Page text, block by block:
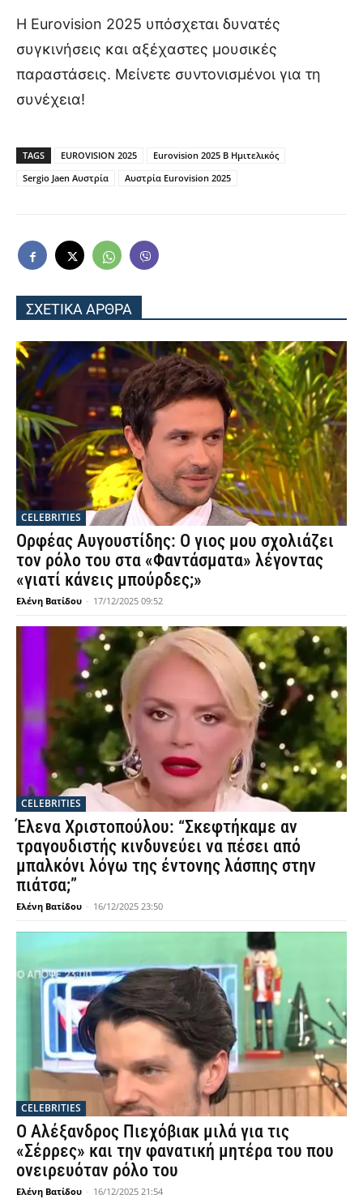
Η Eurovision 2025 υπόσχεται δυνατές
συγκινήσεις και αξέχαστες μουσικές
παραστάσεις. Μείνετε συντονισμένοι για τη
συνέχεια!
TAGS EUROVISION 2025
Eurovision 2025 Β Ημιτελικός
Sergio Jaen Αυστρία
Αυστρία Eurovision 2025
ΣΧΕΤΙΚΑ ΑΡΘΡΑ
CELEBRITIES
Ορφέας Αυγουστίδης: Ο γιος μου σχολιάζει
τον ρόλο του στα «Φαντάσματα» λέγοντας
«γιατί κάνεις μπούρδες;»
Ελένη Βατίδου - 17/12/2025 09:52
CELEBRITIES
Έλενα Χριστοπούλου: “Σκεφτήκαμε αν
τραγουδιστής κινδυνεύει να πέσει από
μπαλκόνι λόγω της έντονης λάσπης στην
πιάτσα;”
Ελένη Βατίδου - 16/12/2025 23:50
CELEBRITIES
Ο Αλέξανδρος Πιεχόβιακ μιλά για τις
«Σέρρες» και την φανατική μητέρα του που
ονειρευόταν ρόλο του
Ελένη Βατίδου - 16/12/2025 21:54